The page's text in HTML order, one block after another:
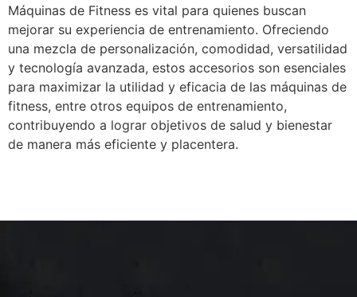
Máquinas de Fitness es vital para quienes buscan
mejorar su experiencia de entrenamiento. Ofreciendo
una mezcla de personalización, comodidad, versatilidad
y tecnología avanzada, estos accesorios son esenciales
para maximizar la utilidad y eficacia de las máquinas de
fitness, entre otros equipos de entrenamiento,
contribuyendo a lograr objetivos de salud y bienestar
de manera más eficiente y placentera.